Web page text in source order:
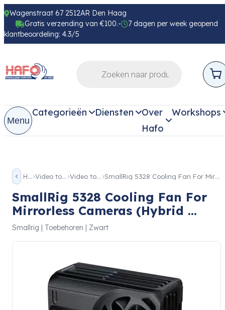
Wagenstraat 67 2512AR Den Haag
Gratis verzending van €100.-
7 dagen per week geopend
klantbeoordeling: 4.3/5
Menu
Categorieën Diensten
Over
Hafo
Workshops
Home Video toebehoren Video toebehoren SmallRig 5328 Cooling Fan For Mirrorless Cameras (Hybrid …
SmallRig 5328 Cooling Fan For
Mirrorless Cameras (Hybrid ...
Smallrig | Toebehoren | Zwart